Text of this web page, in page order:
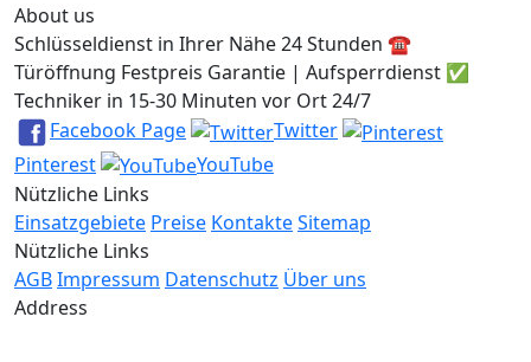
About us
Schlüsseldienst in Ihrer Nähe 24 Stunden ☎️
Türöffnung Festpreis Garantie | Aufsperrdienst ✅
Techniker in 15-30 Minuten vor Ort 24/7
Facebook Page
Twitter
Pinterest
YouTube
Nützliche Links
Einsatzgebiete Preise KontakteSitemap
Nützliche Links
AGBImpressum Datenschutz Über uns
Address